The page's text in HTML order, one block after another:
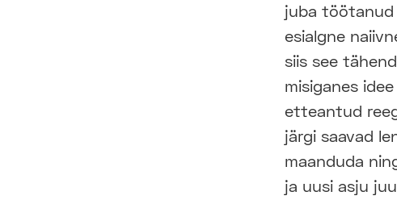
juba töötanud
esialgne
siis see
misiganes
etteantud
järgi saavad
maanduda
ja uusi asju